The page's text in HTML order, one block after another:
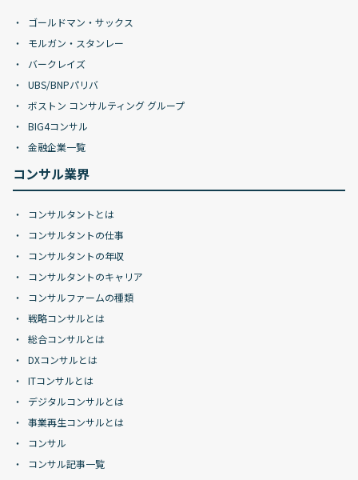
ゴールドマン・サックス
モルガン・スタンレー
バークレイズ
UBS/BNPパリバ
ボストン コンサルティング グループ
BIG4コンサル
金融企業一覧
コンサル業界
コンサルタントとは
コンサルタントの仕事
コンサルタントの年収
コンサルタントのキャリア
コンサルファームの種類
戦略コンサルとは
総合コンサルとは
DXコンサルとは
ITコンサルとは
デジタルコンサルとは
事業再生コンサルとは
コンサル
コンサル記事一覧